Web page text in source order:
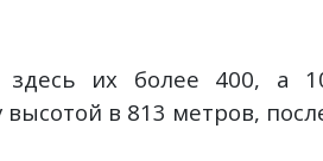
здесь их более 400, а
в 813 метров,